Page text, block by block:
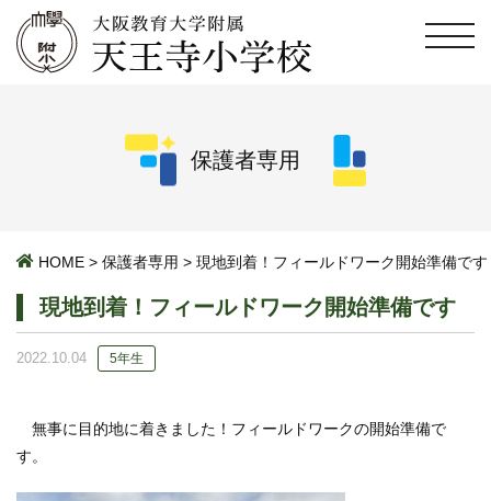
保護者専用
HOME > 保護者専用 > 現地到着！フィールドワーク開始準備です
現地到着！フィールドワーク開始準備です
2022.10.04 5年生
無事に目的地に着きました！フィールドワークの開始準備で
す。